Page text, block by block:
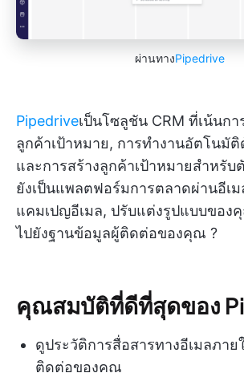
ผ่านทางPipedrive
Pipedriveเป็นโซลูชัน CRM ที่เน้นก
ลูกค้าเป้าหมาย, การทำงานอัตโนมั
และการสร้างลูกค้าเป้าหมายสำหรั
ยังเป็นแพลตฟอร์มการตลาดผ่านอีเ
แคมเปญอีเมล, ปรับแต่งรูปแบบของ
ไปยังฐานข้อมูลผู้ติดต่อของคุณ ?
คุณสมบัติที่ดีที่สุดของ
ดูประวัติการสื่อสารทางอีเมลภาย
ติดต่อของคุณ